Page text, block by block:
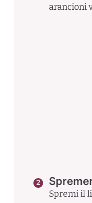
arancioni
Spremi il